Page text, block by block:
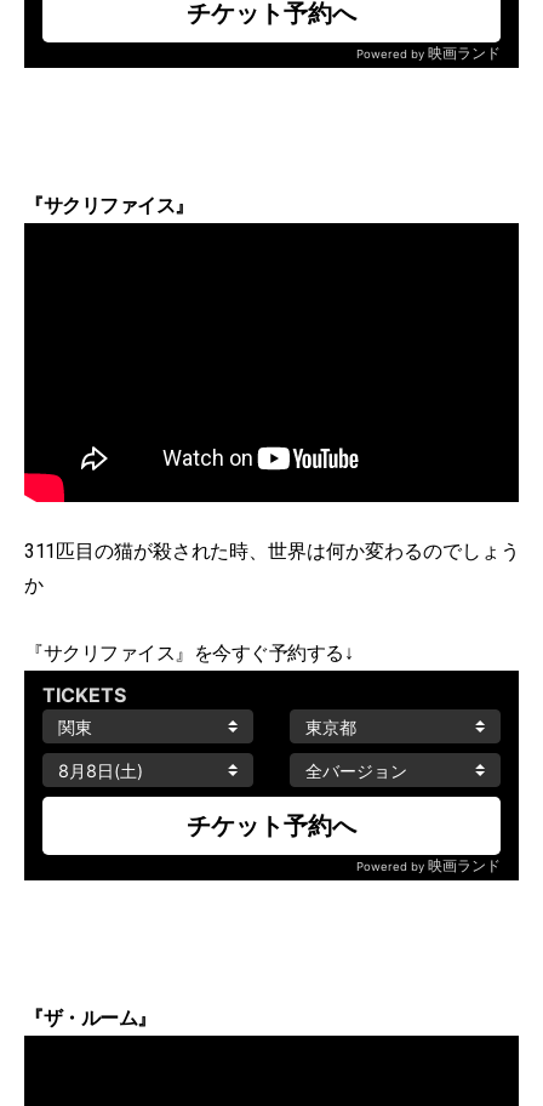
『サクリファイス』
311匹目の猫が殺された時、世界は何か変わるのでしょう
か
『サクリファイス』を今すぐ予約する↓
『ザ・ルーム』